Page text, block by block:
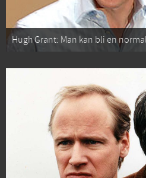
Hugh Grant: Man kan bli en